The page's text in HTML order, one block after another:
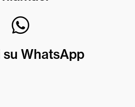
WhatsApp